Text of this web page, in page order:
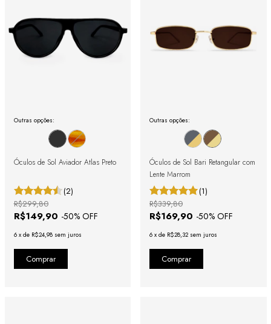
Outras opções:
Óculos de Sol Aviador Atlas Preto
(2)
R$149,90 -50% OFF
R$299,80
6 x de R$24,98 sem juros
Outras opções:
Óculos de Sol Bari Retangular com
Lente Marrom
(1)
R$169,90 -50% OFF
R$339,80
6 x de R$28,32 sem juros